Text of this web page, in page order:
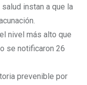
instan a que la
nivel más alto que
se notificaron 26
prevenible por